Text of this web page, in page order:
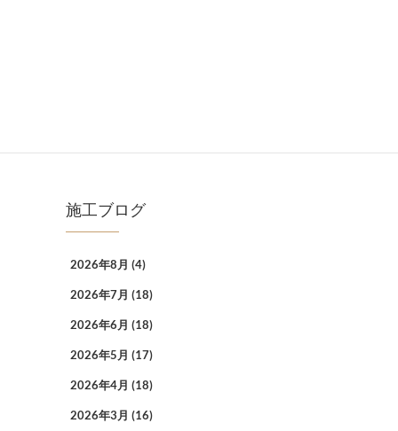
施工ブログ
2026年8月 (4)
2026年7月 (18)
2026年6月 (18)
2026年5月 (17)
2026年4月 (18)
2026年3月 (16)